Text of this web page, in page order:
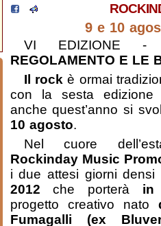
9 e 10
VI EDIZIONE
REGOLAMENTO E LE
Il rock è ormai
con la sesta edizione
anche quest’anno si
10 agosto.
Nel cuore
Rockinday Music
i due attesi giorni
2012 che porterà in
progetto creativo nato
Fumagalli (ex